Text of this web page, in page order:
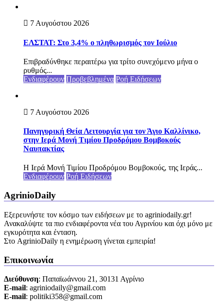
7 Αυγούστου 2026
ΕΛΣΤΑΤ: Στο 3,4% ο πληθωρισμός τον Ιούλιο
Επιβραδύνθηκε περαιτέρω για τρίτο συνεχόμενο μήνα ο
ρυθμός...
Ενδιαφέρουν Προβεβλημένα Ροή Ειδήσεων
7 Αυγούστου 2026
Πανηγυρική Θεία Λειτουργία για τον Άγιο Καλλίνικο,
στην Ιερά Μονή Τιμίου Προδρόμου Βομβοκούς
Ναυπακτίας
Η Ιερά Μονή Τιμίου Προδρόμου Βομβοκούς, της Ιεράς...
Ενδιαφέρουν Ροή Ειδήσεων
AgrinioDaily
Εξερευνήστε τον κόσμο των ειδήσεων με το agriniodaily.gr!
Ανακαλύψτε τα πιο ενδιαφέροντα νέα του Αγρινίου και όχι μόνο με
εγκυρότητα και ένταση.
Στο AgrinioDaily η ενημέρωση γίνεται εμπειρία!
Επικοινωνία
Διεύθυνση: Παπαϊωάννου 21, 30131 Αγρίνιο
Ε-mail: agriniodaily@gmail.com
Ε-mail: politiki358@gmail.com